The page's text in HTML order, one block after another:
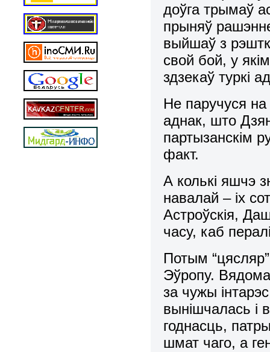
доўга трымаў
прыняў
выйшаў з
свой бой, у
здзекаў туркі
Не паручуся
аднак, што
партызанскім
факт.
А колькі яшчэ
навалай – іх
Астроўскія,
часу, каб
Потым
Эўропу. Вядома
за чужы
вынішчалась і
годнасць,
шмат чаго, а